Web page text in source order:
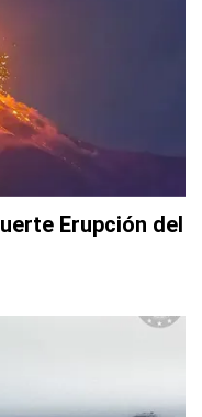
Erupción del